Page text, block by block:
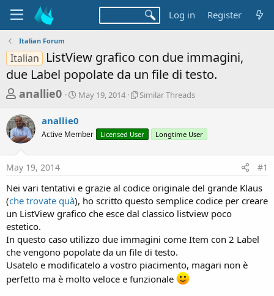
Log in Register
Italian Forum
Italian
ListView grafico con due immagini,
due Label popolate da un file di testo.
T
r
e
a
d
s
t
a
r
t
e
r
anallie0
S
r
t
a
May 19, 2014
S
l
r
r
e
a
Similar Threads
anallie0
Active Member Licensed User Longtime User
May 19, 2014 #1
Nei vari tentativi e grazie al codice originale del grande Klaus
(che trovate quà), ho scritto questo semplice codice per creare
un ListView grafico che esce dal classico listview poco
estetico.
In questo caso utilizzo due immagini come Item con 2 Label
che vengono popolate da un file di testo.
Usatelo e modificatelo a vostro piacimento, magari non è
perfetto ma è molto veloce e funzionale